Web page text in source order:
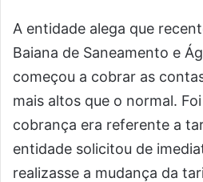
A entidade alega que
Baiana de Saneamento e
começou a cobrar as
mais altos que o normal.
cobrança era referente a
entidade solicitou de
realizasse a mudança da